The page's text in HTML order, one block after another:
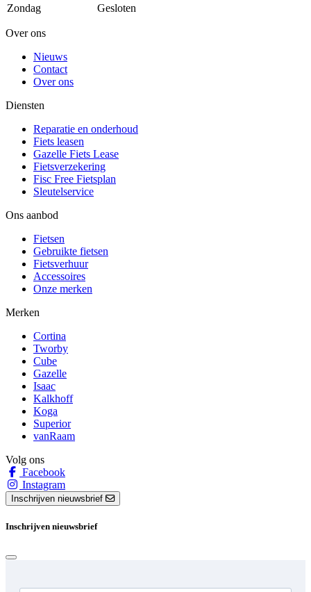
Zondag
Gesloten
Over ons
Nieuws
Contact
Over ons
Diensten
Reparatie en onderhoud
Fiets leasen
Gazelle Fiets Lease
Fietsverzekering
Fisc Free Fietsplan
Sleutelservice
Ons aanbod
Fietsen
Gebruikte fietsen
Fietsverhuur
Accessoires
Onze merken
Merken
Cortina
Tworby
Cube
Gazelle
Isaac
Kalkhoff
Koga
Superior
vanRaam
Volg ons
Facebook
Instagram
Inschrijven nieuwsbrief
Inschrijven nieuwsbrief